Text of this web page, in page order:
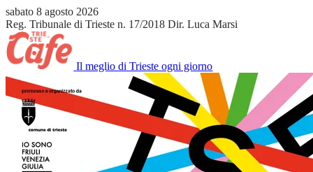
sabato 8 agosto 2026
Reg. Tribunale di Trieste n. 17/2018 Dir. Luca Marsi
Il meglio di Trieste ogni giorno